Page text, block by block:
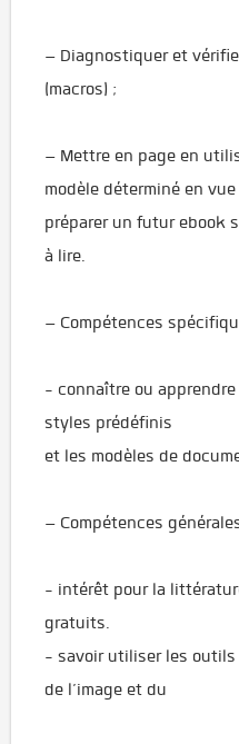
– Diagnostiquer et
(macros) ;
– Mettre en page en
modèle déterminé en vue
préparer un futur ebook
à lire.
– Compétences
- connaître ou
styles prédéfinis
et les modèles de
– Compétences
- intérêt pour la
gratuits.
- savoir utiliser les
de l’image et du